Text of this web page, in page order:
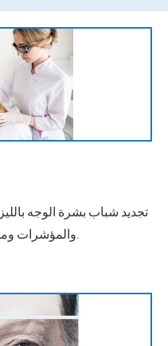
تجديد شباب بشرة الوجه
والمؤشرات وموانع الاستعمال وفترة إعادة التأهيل.